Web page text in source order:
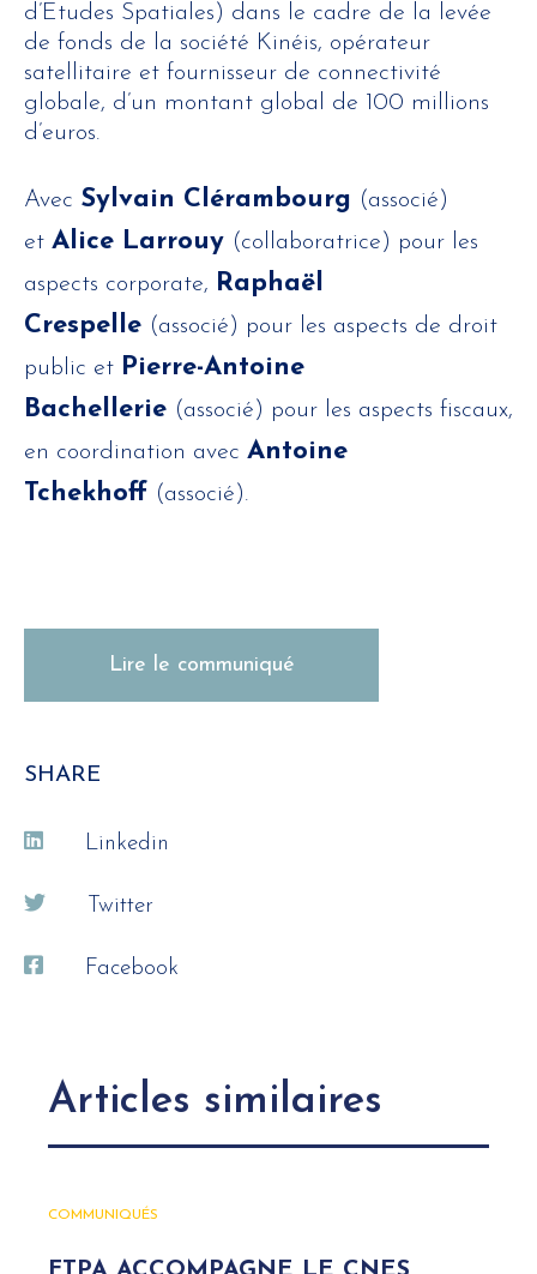
SHARE
Linkedin
Twitter
Facebook
d’Etudes Spatiales) dans le cadre de la levée
de fonds de la société Kinéis, opérateur
satellitaire et fournisseur de connectivité
globale, d’un montant global de 100 millions
d’euros.
Avec Sylvain Clérambourg (associé)
et Alice Larrouy (collaboratrice) pour les
aspects corporate, Raphaël
Crespelle (associé) pour les aspects de droit
public et Pierre-Antoine
Bachellerie (associé) pour les aspects fiscaux,
en coordination avec Antoine
Tchekhoff (associé).
Lire le communiqué
Articles similaires
COMMUNIQUÉS